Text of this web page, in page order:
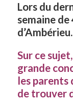
Lors du
semaine de
d’Ambérieu.
Sur ce
grande
les parents
de trouver